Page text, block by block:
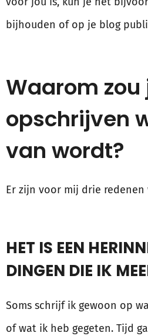
bijhouden of op je blog
Waarom zou
opschrijven
van wordt?
Er zijn voor mij drie
HET IS EEN
DINGEN DIE IK
Soms schrijf ik gewoon op
of wat ik heb gegeten. Tijd